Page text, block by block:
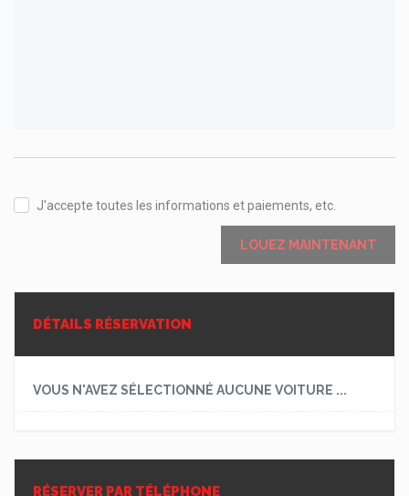
J'accepte toutes les informations et paiements, etc.
LOUEZ MAINTENANT
DÉTAILS RÉSERVATION
VOUS N'AVEZ SÉLECTIONNÉ AUCUNE VOITURE ...
RÉSERVER PAR TÉLÉPHONE